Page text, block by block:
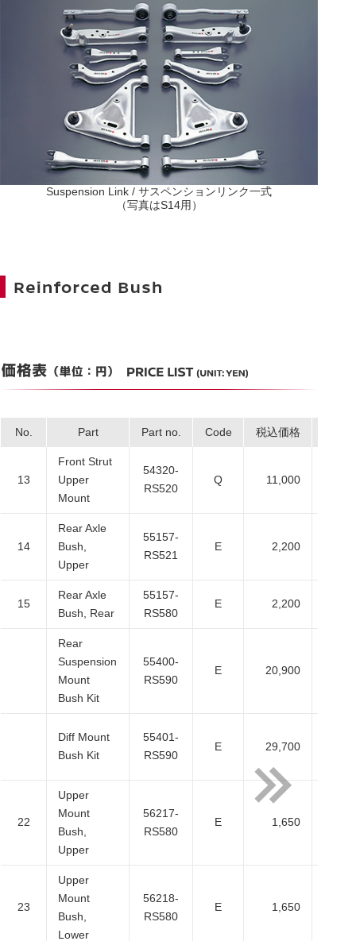
Suspension Link / サスペンションリンク一式
（写真はS14用）
No. Part Part no. Code 税込価格
13
Front Strut
Upper
Mount
54320-
RS520
Q 11,000
14
Rear Axle
Bush,
Upper
55157-
RS521
E 2,200
15
Rear Axle
Bush, Rear
55157-
RS580
E 2,200
Rear
Suspension
Mount
Bush Kit
55400-
RS590
E 20,900
Diff Mount
Bush Kit
55401-
RS590
E 29,700
22
Upper
Mount
Bush,
Upper
56217-
RS580
E 1,650
23
Upper
Mount
Bush,
Lower
56218-
RS580
E 1,650